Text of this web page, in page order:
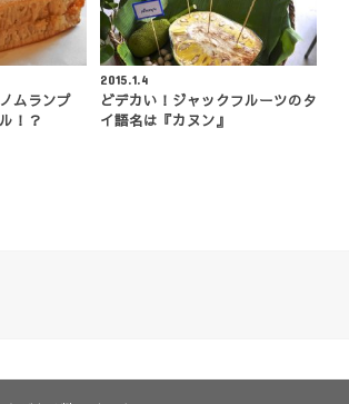
ムランプ
！？
2015.1.4
どデカい！ジャックフルーツのタ
イ語名は『カヌン』